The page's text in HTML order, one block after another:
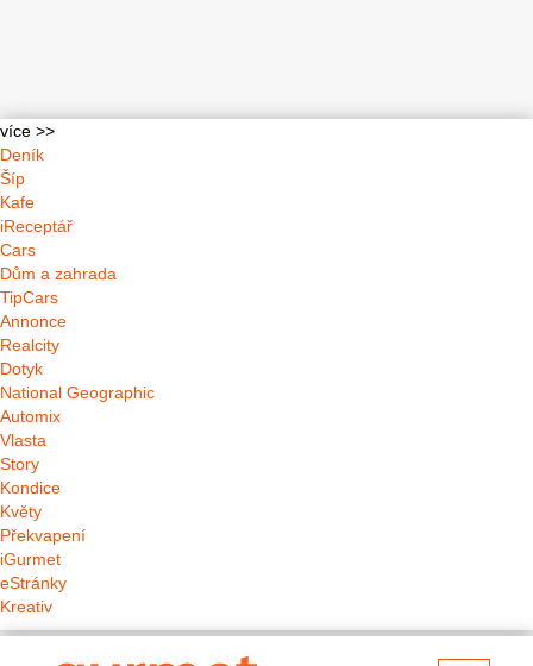
více >>
Deník
Šíp
Kafe
iReceptář
Cars
Dům a zahrada
TipCars
Annonce
Realcity
Dotyk
National Geographic
Automix
Vlasta
Story
Kondice
Květy
Překvapení
iGurmet
eStránky
Kreativ